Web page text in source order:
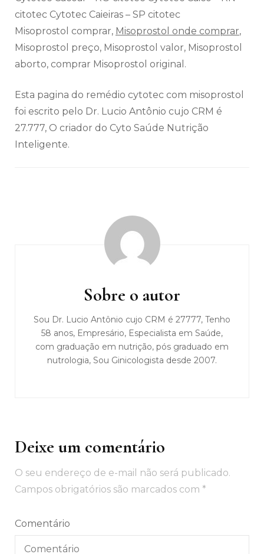
citotec Cytotec Caieiras – SP citotec
Misoprostol comprar, Misoprostol onde comprar,
Misoprostol preço, Misoprostol valor, Misoprostol
aborto, comprar Misoprostol original.
Esta pagina do remédio cytotec com misoprostol
foi escrito pelo Dr. Lucio Antônio cujo CRM é
27.777, O criador do Cyto Saúde Nutrição
Inteligente.
Sobre o autor
Sou Dr. Lucio Antônio cujo CRM é 27777, Tenho
58 anos, Empresário, Especialista em Saúde,
com graduação em nutrição, pós graduado em
nutrologia, Sou Ginicologista desde 2007.
Deixe um comentário
O seu endereço de e-mail não será publicado.
Campos obrigatórios são marcados com *
Comentário